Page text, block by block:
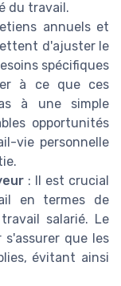
du travail.
annuels et
d'ajuster le
spécifiques
à ce que ces
à une simple
opportunités
vie personnelle
: Il est crucial
en termes de
salarié. Le
s'assurer que les
évitant ainsi